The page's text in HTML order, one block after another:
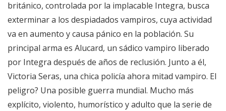
británico, controlada por la implacable Integra, busca
exterminar a los despiadados vampiros, cuya actividad
va en aumento y causa pánico en la población. Su
principal arma es Alucard, un sádico vampiro liberado
por Integra después de años de reclusión. Junto a él,
Victoria Seras, una chica policía ahora mitad vampiro. El
peligro? Una posible guerra mundial. Mucho más
explícito, violento, humorístico y adulto que la serie de